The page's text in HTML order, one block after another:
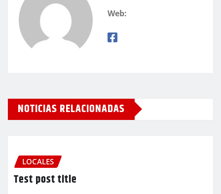
Web:
NOTICIAS RELACIONADAS
LOCALES
Test post title